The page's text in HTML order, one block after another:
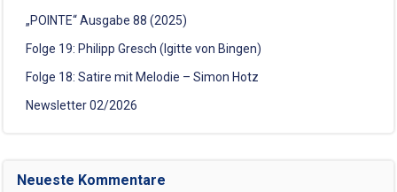
„POINTE“ Ausgabe 88 (2025)
Folge 19: Philipp Gresch (Igitte von Bingen)
Folge 18: Satire mit Melodie – Simon Hotz
Newsletter 02/2026
Neueste Kommentare